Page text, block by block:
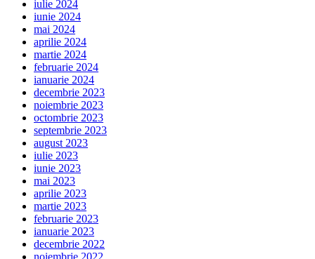
iulie 2024
iunie 2024
mai 2024
aprilie 2024
martie 2024
februarie 2024
ianuarie 2024
decembrie 2023
noiembrie 2023
octombrie 2023
septembrie 2023
august 2023
iulie 2023
iunie 2023
mai 2023
aprilie 2023
martie 2023
februarie 2023
ianuarie 2023
decembrie 2022
noiembrie 2022